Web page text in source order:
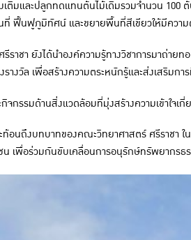
ติมและปลูกทดแทนต้นไม้เดิมรวมจำนวน
ฟื้นฟูภูมิทัศน์ และขยายพื้นที่สีเขียวให้มีความ
าชา ยังได้นำองค์ความรู้ทางวิชาการมาถ่า
งวัล เพื่อสร้างความตระหนักรู้และส่งเสริมก
จกรรมด้านสิ่งแวดล้อมที่มุ่งสร้างความเข้าใ
ท้อนถึงบทบาทของคณะวิทยาศาสตร์ ศรีราช
น เพื่อร่วมกันขับเคลื่อนการอนุรักษ์ทรัพยาก